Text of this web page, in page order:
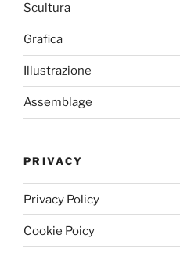
Scultura
Grafica
Illustrazione
Assemblage
PRIVACY
Privacy Policy
Cookie Poicy